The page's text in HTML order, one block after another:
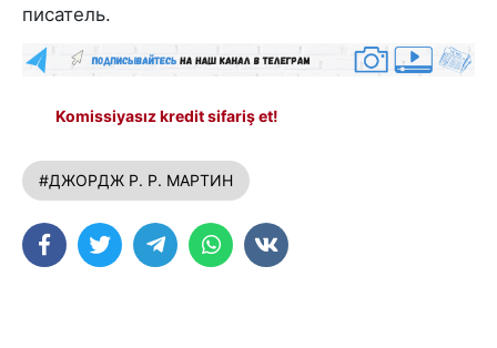
писатель.
Komissiyasız kredit sifariş et!
#ДЖОРДЖ Р. Р. МАРТИН